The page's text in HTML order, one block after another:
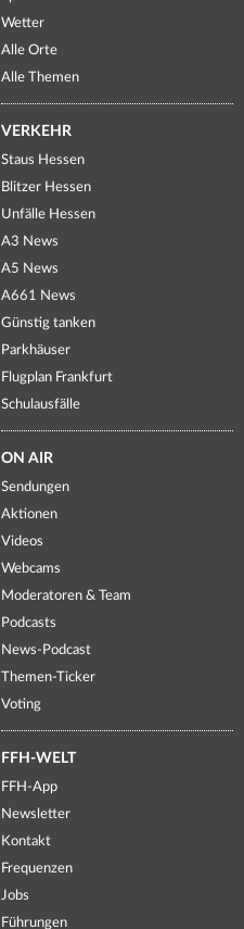
Wetter
Alle Orte
Alle Themen
VERKEHR
Staus Hessen
Blitzer Hessen
Unfälle Hessen
A3 News
A5 News
A661 News
Günstig tanken
Parkhäuser
Flugplan Frankfurt
Schulausfälle
ON AIR
Sendungen
Aktionen
Videos
Webcams
Moderatoren & Team
Podcasts
News-Podcast
Themen-Ticker
Voting
FFH-WELT
FFH-App
Newsletter
Kontakt
Frequenzen
Jobs
Führungen